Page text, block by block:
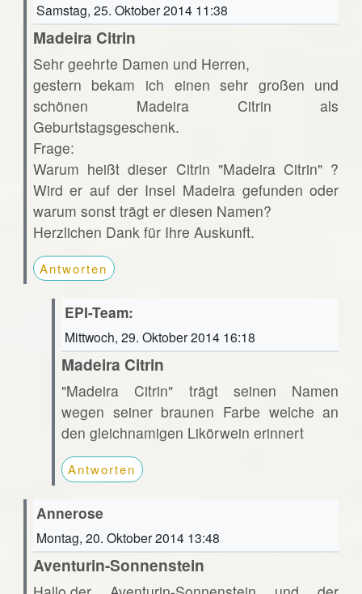
Samstag, 25. Oktober 2014 11:38
Madeira Citrin
Sehr geehrte Damen und Herren,
gestern bekam ich einen sehr großen und
schönen Madeira Citrin als
Geburtstagsgeschenk.
Frage:
Warum heißt dieser Citrin "Madeira Citrin" ?
Wird er auf der Insel Madeira gefunden oder
warum sonst trägt er diesen Namen?
Herzlichen Dank für Ihre Auskunft.
Antworten
EPI-Team:
Mittwoch, 29. Oktober 2014 16:18
Madeira Citrin
"Madeira Citrin" trägt seinen Namen
wegen seiner braunen Farbe welche an
den gleichnamigen Likörwein erinnert
Antworten
Annerose
Montag, 20. Oktober 2014 13:48
Aventurin-Sonnenstein